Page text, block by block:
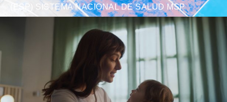
(ESP) SISTEMA NACIONAL DE SALUD MSP